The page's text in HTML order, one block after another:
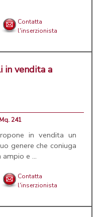
Contatta
l'inserzionista
in vendita a
Mq. 241
in vendita un
genere che coniuga
e ...
Contatta
l'inserzionista